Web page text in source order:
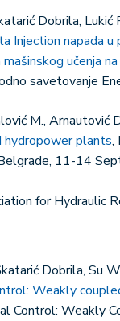
Dobrila,
Injection napada u
učenja
savetovanje
M., Arnautović
plants,
11-14
for Hydraulic
Dobrila, Su
Weakly
Control: Weakly